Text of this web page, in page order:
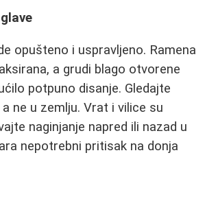
opušteno i uspravljeno. Ramena
a grudi blago otvorene
potpuno disanje. Gledajte
ne u zemlju. Vrat i vilice su
naginjanje napred ili nazad u
nepotrebni pritisak na donja